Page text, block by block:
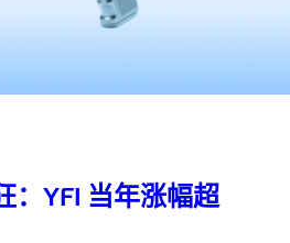
：YFI 当年涨幅超